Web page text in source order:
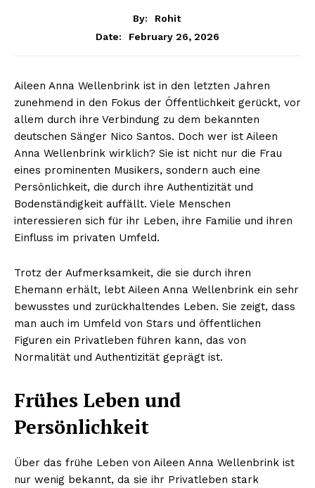
By:
Rohit
Date:
February 26, 2026
Aileen Anna Wellenbrink ist in den letzten Jahren
zunehmend in den Fokus der Öffentlichkeit gerückt, vor
allem durch ihre Verbindung zu dem bekannten
deutschen Sänger Nico Santos. Doch wer ist Aileen
Anna Wellenbrink wirklich? Sie ist nicht nur die Frau
eines prominenten Musikers, sondern auch eine
Persönlichkeit, die durch ihre Authentizität und
Bodenständigkeit auffällt. Viele Menschen
interessieren sich für ihr Leben, ihre Familie und ihren
Einfluss im privaten Umfeld.
Trotz der Aufmerksamkeit, die sie durch ihren
Ehemann erhält, lebt Aileen Anna Wellenbrink ein sehr
bewusstes und zurückhaltendes Leben. Sie zeigt, dass
man auch im Umfeld von Stars und öffentlichen
Figuren ein Privatleben führen kann, das von
Normalität und Authentizität geprägt ist.
Frühes Leben und
Persönlichkeit
Über das frühe Leben von Aileen Anna Wellenbrink ist
nur wenig bekannt, da sie ihr Privatleben stark